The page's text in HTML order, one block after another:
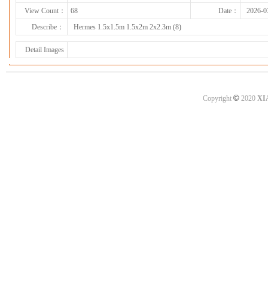
View Count：
68 Date：
2026-
Describe：
Hermes 1.5x1.5m 1.5x2m 2x2.3m (8)
Detail Images
Copyright ©2020